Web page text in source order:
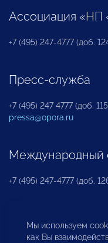
Ассоциация
+7 (495) 247-4777 (доб.
Пресс-служба
+7 (495) 247 4777 (доб.
pressa@opora.ru
+7 (495) 247-4777 (доб.
Бюро по защите
инвесторов
Мы используем
как Вы